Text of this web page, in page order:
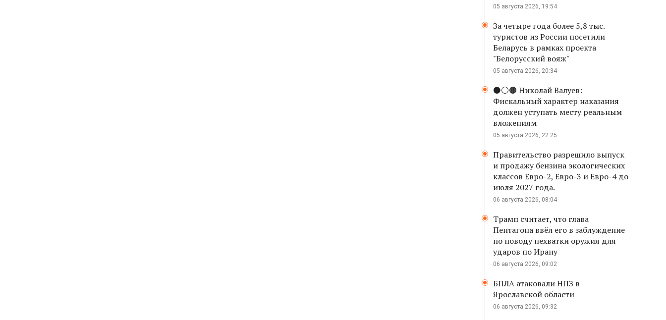
05 августа 2026, 19:54
За четыре года более 5,8 тыс.
туристов из России посетили
Беларусь в рамках проекта
"Белорусский вояж"
05 августа 2026, 20:34
⚫️⚪️🟤 Николай Валуев:
Фискальный характер наказания
должен уступать месту реальным
вложениям
05 августа 2026, 22:25
Правительство разрешило выпуск
и продажу бензина экологических
классов Евро-2, Евро-3 и Евро-4 до
июля 2027 года.
06 августа 2026, 08:04
Трамп считает, что глава
Пентагона ввёл его в заблуждение
по поводу нехватки оружия для
ударов по Ирану
06 августа 2026, 09:02
БПЛА атаковали НПЗ в
Ярославской области
06 августа 2026, 09:32